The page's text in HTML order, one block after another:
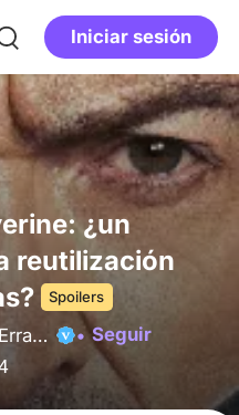
Iniciar sesión
¿un
reutilización
Spoilers
Alex Dan Leibovich | Erramundos
Seguir